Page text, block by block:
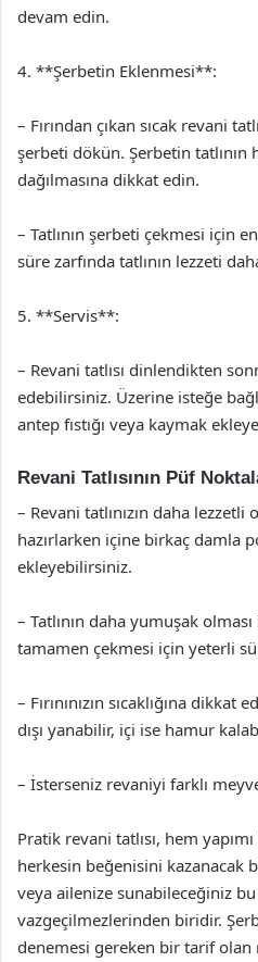
devam edin.
4. **Şerbetin Eklenmesi**:
– Fırından çıkan sıcak revani
şerbeti dökün. Şerbetin tatlının
dağılmasına dikkat edin.
– Tatlının şerbeti çekmesi için
süre zarfında tatlının lezzeti
5. **Servis**:
– Revani tatlısı dinlendikten
edebilirsiniz. Üzerine isteğe
antep fıstığı veya kaymak
Revani Tatlısının Püf
– Revani tatlınızın daha lezzetli
hazırlarken içine birkaç damla
ekleyebilirsiniz.
– Tatlının daha yumuşak
tamamen çekmesi için yeterli
– Fırınınızın sıcaklığına dikkat
dışı yanabilir, içi ise hamur
– İsterseniz revaniyi farklı
Pratik revani tatlısı, hem
herkesin beğenisini kazanacak
veya ailenize sunabileceğiniz bu
vazgeçilmezlerinden biridir.
denemesi gereken bir tarif olan